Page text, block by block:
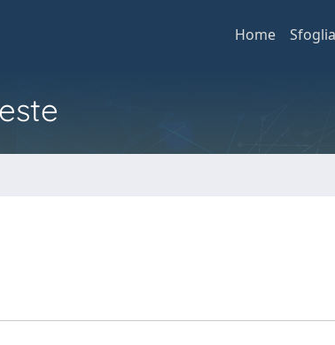
Home Sfoglia